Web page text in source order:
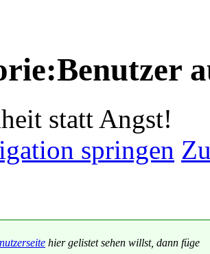
statt Angst!
springen
hier gelistet sehen willst, dann füge